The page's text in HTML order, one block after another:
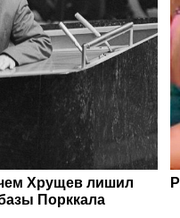
Хрущев лишил
Порккала